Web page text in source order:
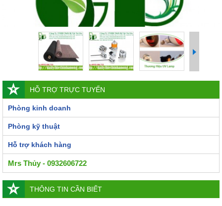
HỖ TRỢ TRỰC TUYẾN
Phòng kinh doanh
Phòng kỹ thuật
Hỗ trợ khách hàng
Mrs Thủy - 0932606722
THÔNG TIN CẦN BIẾT